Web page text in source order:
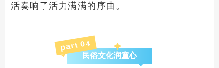
活奏响了活力满满的序曲。
part 04
民俗文化润童心